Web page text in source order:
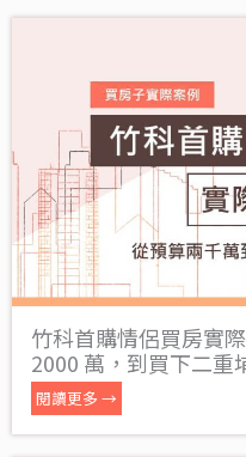
竹科首購情侶買房實
2000 萬，到買下二重
閱讀更多 →